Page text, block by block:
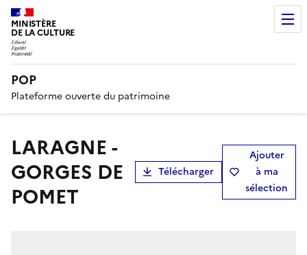
MINISTÈRE
DE LA CULTURE
POP
Plateforme ouverte du patrimoine
LARAGNE -
GORGES DE
POMET
Télécharger
Ajouter
à ma
sélection